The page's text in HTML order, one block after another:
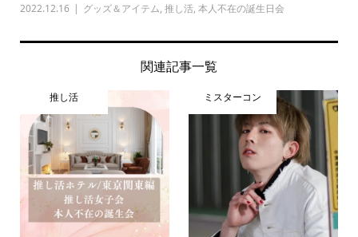
2022.12.16 グッズ＆アイテム, 推し活, 本人不在の誕生日会
関連記事一覧
推し活 ミスターコン